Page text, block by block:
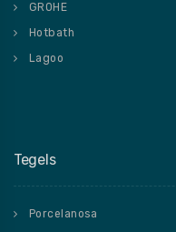
GROHE
Hotbath
Lagoo
Tegels
Porcelanosa